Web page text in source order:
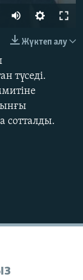
480p
480p
1080p
Жүктеп алу
түседі.
сотталды.